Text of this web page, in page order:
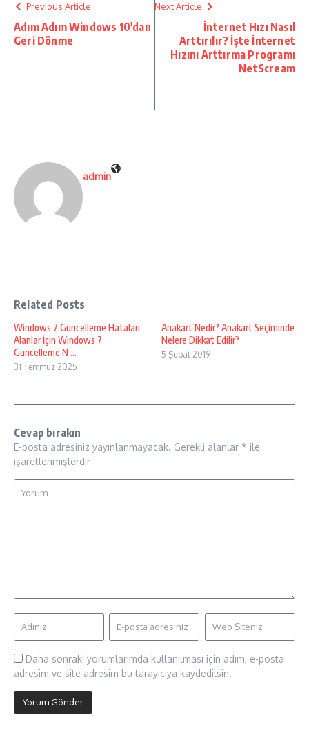
Previous Article
Adım Adım Windows 10'dan
Geri Dönme
Next Article
İnternet Hızı Nasıl
Arttırılır? İşte İnternet
Hızını Arttırma Programı
NetScream
admin
Related Posts
Windows 7 Güncelleme Hataları
Alanlar İçin Windows 7
Güncelleme N ...
31 Temmuz 2025
Anakart Nedir? Anakart Seçiminde
Nelere Dikkat Edilir?
5 Şubat 2019
Cevap bırakın
E-posta adresiniz yayınlanmayacak. Gerekli alanlar * ile
işaretlenmişlerdir
Daha sonraki yorumlarımda kullanılması için adım, e-posta
adresim ve site adresim bu tarayıcıya kaydedilsin.